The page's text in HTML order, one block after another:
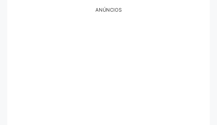
ANÚNCIOS